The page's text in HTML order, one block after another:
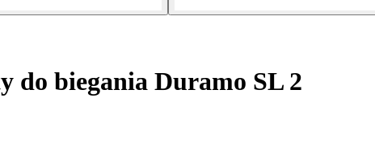
do biegania Duramo SL 2